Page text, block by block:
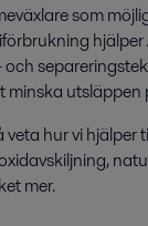
som
minska utsläppen
veta hur vi hjälper
mer.